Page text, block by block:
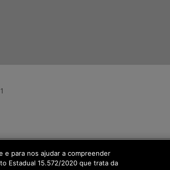
Digital
e para nos ajudar a compreender
Estadual 15.572/2020 que trata da